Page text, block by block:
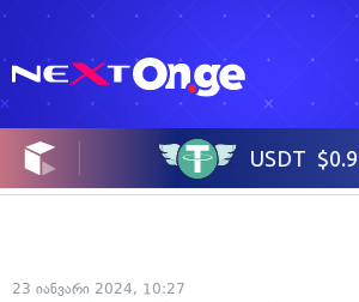
23 იანვარი 2024, 10:27